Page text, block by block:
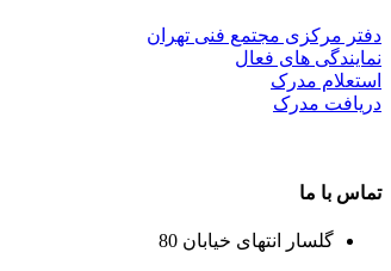
دفتر مرکزی مجتمع فنی تهران
نمایندگی های فعال
استعلام مدرک
دریافت مدرک
تماس با ما
گلسار انتهای خیابان 80